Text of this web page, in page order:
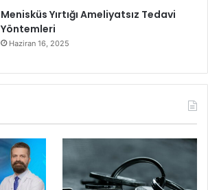
Menisküs Yırtığı Ameliyatsız Tedavi
Yöntemleri
Haziran 16, 2025